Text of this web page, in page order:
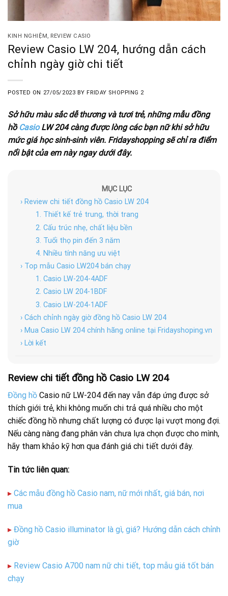
KINH NGHIỆM , REVIEW CASIO
Review Casio LW 204, hướng dẫn cách
chỉnh ngày giờ chi tiết
POSTED ON 27/05/2023 BY FRIDAY SHOPPING 2
Sở hữu màu sắc dễ thương và tươi trẻ, những mẫu đồng
hồ CasioLW 204 càng được lòng các bạn nữ khi sở hữu
mức giá học sinh-sinh viên. Fridayshopping sẽ chỉ ra điểm
nổi bật của em này ngay dưới đây.
MỤC LỤC
› Review chi tiết đồng hồ Casio LW 204
1. Thiết kế trẻ trung, thời trang
2. Cấu trúc nhẹ, chất liệu bền
3. Tuổi thọ pin đến 3 năm
4. Nhiều tính năng ưu việt
› Top mẫu Casio LW204 bán chạy
1. Casio LW-204-4ADF
2. Casio LW 204-1BDF
3. Casio LW-204-1ADF
› Cách chỉnh ngày giờ đồng hồ Casio LW 204
› Mua Casio LW 204 chính hãng online tại Fridayshoping.vn
› Lời kết
Review chi tiết đồng hồ Casio LW 204
Đồng hồ Casio nữ LW-204 đến nay vẫn đáp ứng được sở
thích giới trẻ, khi không muốn chi trả quá nhiều cho một
chiếc đồng hồ nhưng chất lượng có được lại vượt mong đợi.
Nếu càng nàng đang phân vân chưa lựa chọn được cho mình,
hãy tham khảo kỹ hơn qua đánh giá chi tiết dưới đây.
Tin tức liên quan:
▸ Các mẫu đồng hồ Casio nam, nữ mới nhất, giá bán, nơi
mua
▸ Đồng hồ Casio illuminator là gì, giá? Hướng dẫn cách chỉnh
giờ
▸ Review Casio A700 nam nữ chi tiết, top mẫu giá tốt bán
chạy